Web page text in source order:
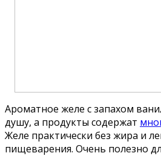
Ароматное желе с запахом
душу, а продукты содержат
Желе практически без жира и
пищеварения. Очень полезно